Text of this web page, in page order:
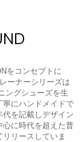
をコンセプトに
ーナーシリーズは
ングシューズを生
寧にハンドメイドで
を記載しデザイン
心に時代を超えた普
リースしていま